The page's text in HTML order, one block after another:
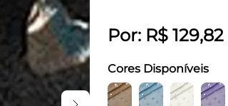
Por: R$ 129,82
Cores Disponíveis